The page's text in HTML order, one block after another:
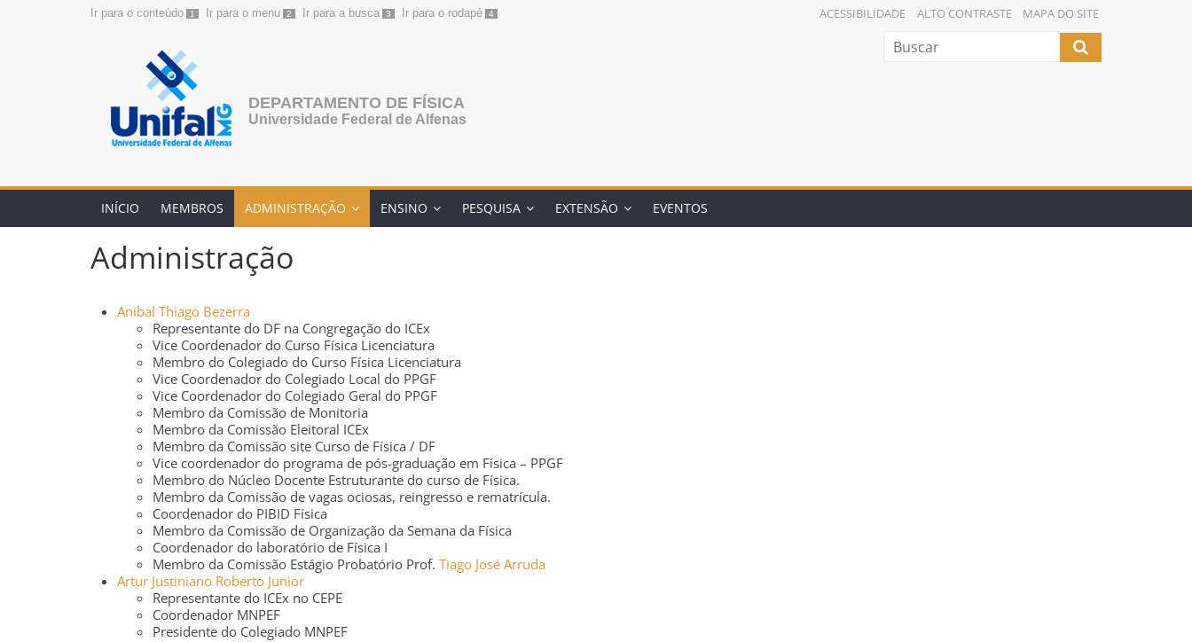
Ir para o conteúdo 1 Ir para o menu 2 Ir para a busca 3 Ir para o rodapé 4 ACESSIBILIDADE ALTO CONTRASTE MAPA DO SITE
DEPARTAMENTO DE FÍSICA
Universidade Federal de Alfenas
INÍCIO MEMBROS ADMINISTRAÇÃO ENSINO PESQUISA EXTENSÃO EVENTOS
Administração
Anibal Thiago Bezerra
Representante do DF na Congregação do ICEx
Vice Coordenador do Curso Física Licenciatura
Membro do Colegiado do Curso Física Licenciatura
Vice Coordenador do Colegiado Local do PPGF
Vice Coordenador do Colegiado Geral do PPGF
Membro da Comissão de Monitoria
Membro da Comissão Eleitoral ICEx
Membro da Comissão site Curso de Física / DF
Vice coordenador do programa de pós-graduação em Física – PPGF
Membro do Núcleo Docente Estruturante do curso de Física.
Membro da Comissão de vagas ociosas, reingresso e rematrícula.
Coordenador do PIBID Física
Membro da Comissão de Organização da Semana da Física
Coordenador do laboratório de Física I
Membro da Comissão Estágio Probatório Prof. Tiago José Arruda
Artur Justiniano Roberto Junior
Representante do ICEx no CEPE
Coordenador MNPEF
Presidente do Colegiado MNPEF